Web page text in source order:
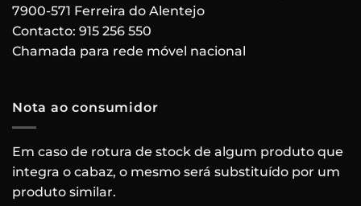
7900-571 Ferreira do Alentejo
Contacto: 915 256 550
Chamada para rede móvel nacional
Nota ao consumidor
Em caso de rotura de stock de algum produto que
integra o cabaz, o mesmo será substituído por um
produto similar.